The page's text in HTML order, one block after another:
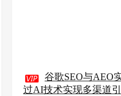
 谷歌SEO与AEO
过AI技术实现多渠道